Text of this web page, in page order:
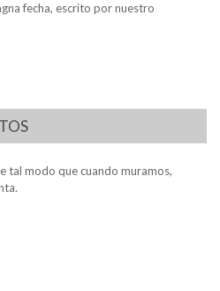
fecha, escrito por nuestro
tal modo que cuando muramos,